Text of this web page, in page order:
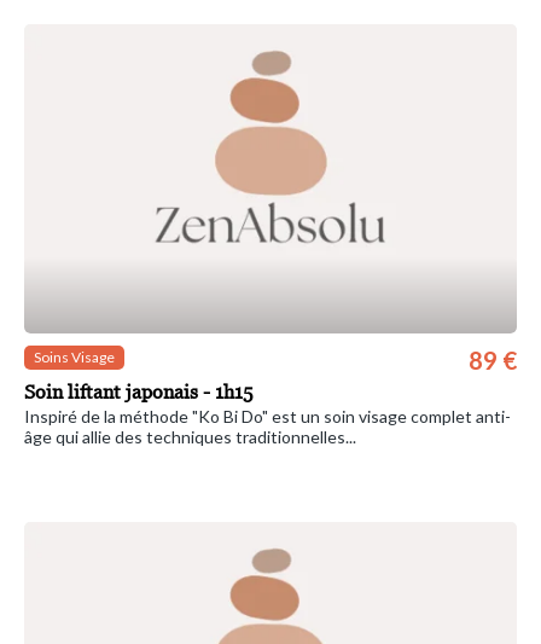
Soins Visage
Soin liftant japonais - 1h15
89 €
Inspiré de la méthode "Ko Bi Do" est un soin visage complet anti-
âge qui allie des techniques traditionnelles...